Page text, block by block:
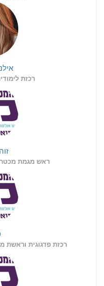
רכזת
ראש מגמת
רכזת פדגוגית וראשת